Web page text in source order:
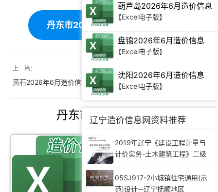
丹东市2026年5月造价信息下载
上一篇：
黄石2026年6月造价信息
下一篇：
大连2026年5月造价信息
丹东市造价信息推荐
葫芦岛2026年6月造价信息
【Excel电子版】
盘锦2026年6月造价信息
【Excel电子版】
沈阳2026年6月造价信息
【Excel电子版】
辽宁造价信息网资料推荐
2019年辽宁《建设工程计量与
计价实务-土木建筑工程》二级
05SJ917-2小城镇住宅通用(示
范)设计--辽宁抚顺地区